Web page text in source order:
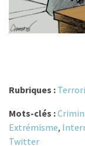
Rubriques :
Mots-clés :
Extrémisme,
Twitter